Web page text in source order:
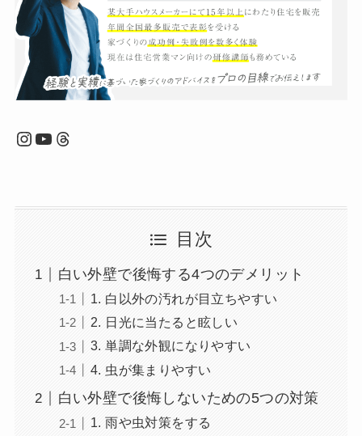
Instagram
YouTube
Threads
目次
白い外壁で後悔する4つのデメリット
1. 白以外の汚れが目立ちやすい
2. 日光に当たると眩しい
3. 単調な外観になりやすい
4. 虫が集まりやすい
白い外壁で後悔しないための5つの対策
1. 雨や虫対策をする